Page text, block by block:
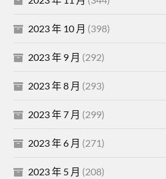
2023 年 10 月 (398)
2023 年 9 月 (292)
2023 年 8 月 (293)
2023 年 7 月 (299)
2023 年 6 月 (271)
2023 年 5 月 (208)